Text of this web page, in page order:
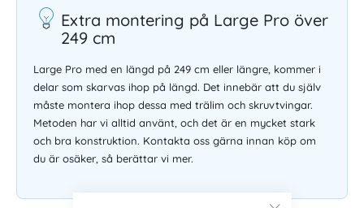
Extra montering på Large Pro över
249 cm
Large Pro med en längd på 249 cm eller längre, kommer i
delar som skarvas ihop på längd. Det innebär att du själv
måste montera ihop dessa med trälim och skruvtvingar.
Metoden har vi alltid använt, och det är en mycket stark
och bra konstruktion. Kontakta oss gärna innan köp om
du är osäker, så berättar vi mer.